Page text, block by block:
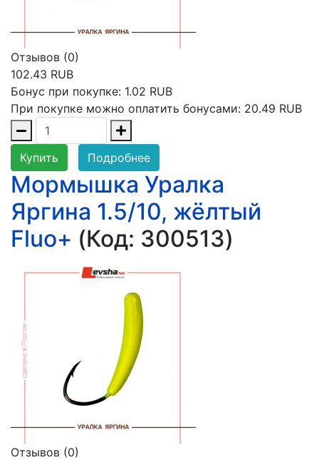
Отзывов (0)
102.43 RUB
Бонус при покупке: 1.02 RUB
При покупке можно оплатить бонусами: 20.49 RUB
Купить Подробнее
Мормышка Уралка
Яргина 1.5/10, жёлтый
Fluo+ (Код: 300513)
Отзывов (0)